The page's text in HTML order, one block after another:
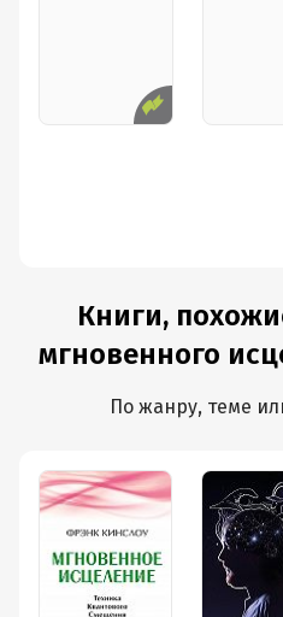
Книги,
мгновенного
По жанру, теме